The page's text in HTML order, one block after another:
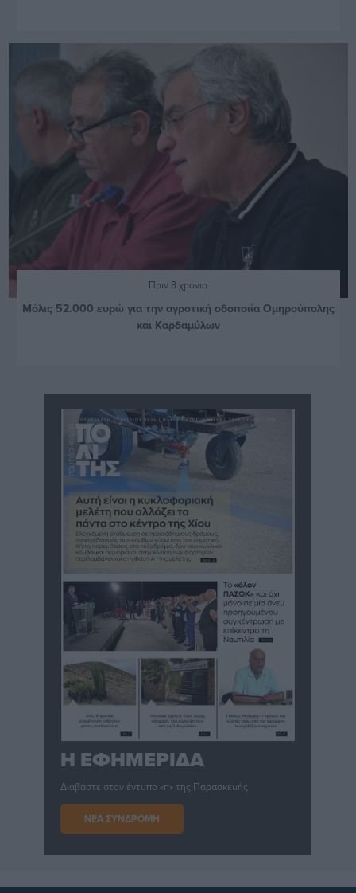
Πριν 8 χρόνια
Μόλις 52.000 ευρώ για την αγροτική οδοποιία Ομηρούπολης
και Καρδαμύλων
Η ΕΦΗΜΕΡΙΔΑ
Διαβάστε στον έντυπο «π» της Παρασκευής
ΝΕΑ ΣΥΝΔΡΟΜΗ